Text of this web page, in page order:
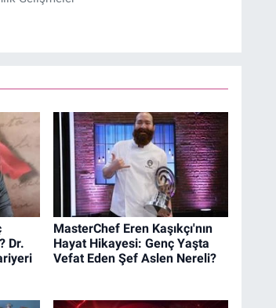
Dr.
MasterChef Eren Kaşıkçı'nın
Hayat Hikayesi: Genç Yaşta
Vefat Eden Şef Aslen Nereli?